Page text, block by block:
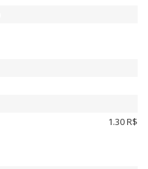
1.30 R$